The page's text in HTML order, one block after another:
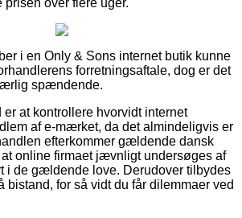
i en Only & Sons internet butik kunne
forretningsaftale, dog er det
spændende.
at kontrollere hvorvidt internet
af e-mærket, da det almindeligvis er
efterkommer gældende dansk
at online firmaet jævnligt undersøges af
i de gældende love. Derudover tilbydes
bistand, for så vidt du får dilemmaer ved